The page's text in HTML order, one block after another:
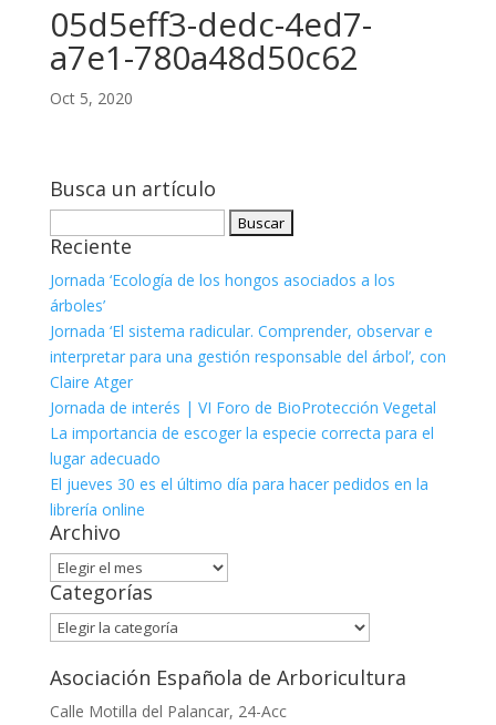
05d5eff3-dedc-4ed7-
a7e1-780a48d50c62
Oct 5, 2020
Busca un artículo
Reciente
Jornada ‘Ecología de los hongos asociados a los
árboles’
Jornada ‘El sistema radicular. Comprender, observar e
interpretar para una gestión responsable del árbol’, con
Claire Atger
Jornada de interés | VI Foro de BioProtección Vegetal
La importancia de escoger la especie correcta para el
lugar adecuado
El jueves 30 es el último día para hacer pedidos en la
librería online
Archivo
Archivo
Categorías
Categorías
Asociación Española de Arboricultura
Calle Motilla del Palancar, 24-Acc